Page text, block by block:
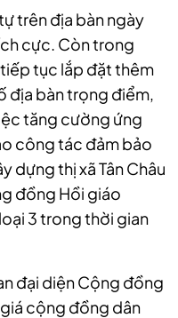
trên địa bàn ngày
cực. Còn trong
tiếp tục lắp đặt thêm
địa bàn trọng điểm,
tăng cường ứng
công tác đảm bảo
dựng thị xã Tân Châu
đồng Hồi giáo
3 trong thời gian
đại diện Cộng đồng
cộng đồng dân